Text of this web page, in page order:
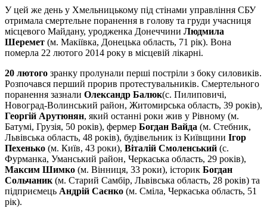
У цей же день у Хмельницькому під стінами управління СБУ
отримала смертельне поранення в голову та груди учасниця
місцевого Майдану, уродженка Донеччини Людмила
Шеремет (м. Макіївка, Донецька область, 71 рік). Вона
померла 22 лютого 2014 року в місцевій лікарні.
20 лютого зранку пролунали перші постріли з боку силовиків.
Розпочався перший прорив протестувальників. Смертельного
поранення зазнали Олександр Балюк(с. Пилиповичі,
Новоград-Волинський район, Житомирська область, 39 років),
Георгій Арутюнян, який останні роки жив у Рівному (м.
Батумі, Грузія, 50 років), фермер Богдан Вайда (м. Стебник,
Львівська область, 48 років), будівельник із Київщини Ігор
Пехенько (м. Київ, 43 роки), Віталій Смоленський (с.
Фурманка, Уманський район, Черкаська область, 29 років),
Максим Шимко (м. Вінниця, 33 роки), історик Богдан
Сольчаник (м. Старий Самбір, Львівська область, 28 років) та
підприємець Андрій Саєнко (м. Сміла, Черкаська область, 51
рік).